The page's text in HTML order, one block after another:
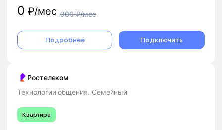
0 ₽/мес 900₽/мес
Подробнее Подключить
Ростелеком
Технологии общения. Семейный
Квартира